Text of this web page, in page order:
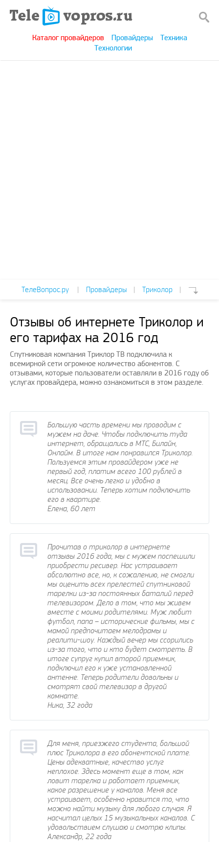
Каталог провайдеров Провайдеры
Техника
Технологии
ТелеВопрос.ру | Провайдеры | Триколор |
Рады предложить вашему
вниманию решение проблем с
AmigoPay.ru | 10.3.2021
Отзывы об интернете Триколор и
его тарифах на 2016 год
Спутниковая компания Триклор ТВ подключила к
всемирной сети огромное количество абонентов. С
отзывами, которые пользователи оставляли в 2016 году об
услугах провайдера, можно ознакомиться в этом разделе.
Большую часть времени мы проводим с
мужем на даче. Чтобы подключить туда
интернет, обращались в МТС, Билайн,
Онлайм. В итоге нам понравился Триколор.
Пользуемся этим провайдером уже не
первый год, платим всего 100 рублей в
месяц. Все очень легко и удобно в
использовании. Теперь хотим подключить
его в квартире.
Елена, 60 лет
Прочитав о триколор в интернете
отзывы 2016 года, мы с мужем поспешили
приобрести ресивер. Нас устраивает
абсолютно все, но, к сожалению, не смогли
мы оценить всех прелестей спутниковой
тарелки из-за постоянных баталий перед
телевизором. Дело в том, что мы живем
вместе с моими родителями. Муж любит
футбол, папа – исторические фильмы, мы с
мамой предпочитаем мелодрамы и
реалити-шоу. Каждый вечер мы ссорились
из-за того, что и кто будет смотреть. В
итоге супруг купил второй приемник,
подключил его к уже установленной
антенне. Теперь родители довольны и
смотрят свой телевизор в другой
комнате.
Ника, 32 года
Для меня, приезжего студента, большой
плюс Триколора в его абонентской плате.
Цены адекватные, качество услуг
неплохое. Здесь момент еще в том, как
ловит тарелка и работает приемник,
какое разрешение у каналов. Меня все
устраивает, особенно нравится то, что
можно найти музыку для любого случая. Я
насчитал целых 15 музыкальных каналов. С
удовольствием слушаю и смотрю клипы.
Александр, 22 года